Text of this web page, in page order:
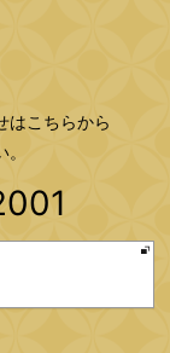
はこちらから